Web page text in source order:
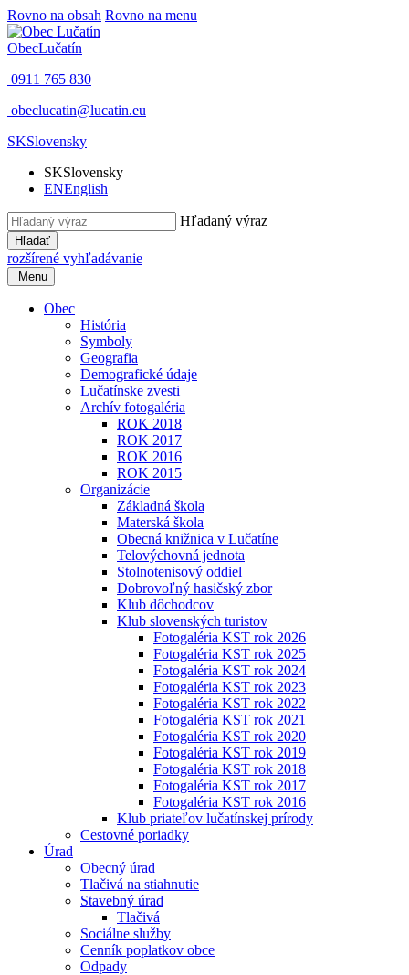
Rovno na obsah Rovno na menu
ObecLučatín
0911 765 830
obeclucatin@lucatin.eu
SKSlovensky
SKSlovensky
ENEnglish
Hľadaný výraz
Hľadať
rozšírené vyhľadávanie
Menu
Obec
História
Symboly
Geografia
Demografické údaje
Lučatínske zvesti
Archív fotogaléria
ROK 2018
ROK 2017
ROK 2016
ROK 2015
Organizácie
Základná škola
Materská škola
Obecná knižnica v Lučatíne
Telovýchovná jednota
Stolnotenisový oddiel
Dobrovoľný hasičský zbor
Klub dôchodcov
Klub slovenských turistov
Fotogaléria KST rok 2026
Fotogaléria KST rok 2025
Fotogaléria KST rok 2024
Fotogaléria KST rok 2023
Fotogaléria KST rok 2022
Fotogaléria KST rok 2021
Fotogaléria KST rok 2020
Fotogaléria KST rok 2019
Fotogaléria KST rok 2018
Fotogaléria KST rok 2017
Fotogaléria KST rok 2016
Klub priateľov lučatínskej prírody
Cestovné poriadky
Úrad
Obecný úrad
Tlačivá na stiahnutie
Stavebný úrad
Tlačivá
Sociálne služby
Cenník poplatkov obce
Odpady